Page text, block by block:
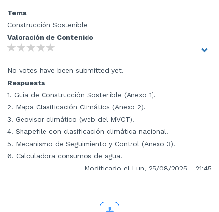
Tema
Construcción Sostenible
Valoración de Contenido
No votes have been submitted yet.
Respuesta
1. Guía de Construcción Sostenible (Anexo 1).
2. Mapa Clasificación Climática (Anexo 2).
3. Geovisor climático (web del MVCT).
4. Shapefile con clasificación climática nacional.
5. Mecanismo de Seguimiento y Control (Anexo 3).
6. Calculadora consumos de agua.
Modificado el Lun, 25/08/2025 - 21:45